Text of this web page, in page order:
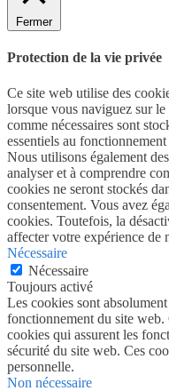
Fermer
Protection de la vie privée
Ce site web utilise des
lorsque vous naviguez sur
comme nécessaires sont
essentiels au
Nous utilisons également
analyser et à comprendre
cookies ne seront stockés
consentement. Vous avez
cookies. Toutefois, la
affecter votre expérience de
Nécessaire
Nécessaire
Toujours activé
Les cookies sont
fonctionnement du site web.
cookies qui assurent les
sécurité du site web. Ces
personnelle.
Non nécessaire